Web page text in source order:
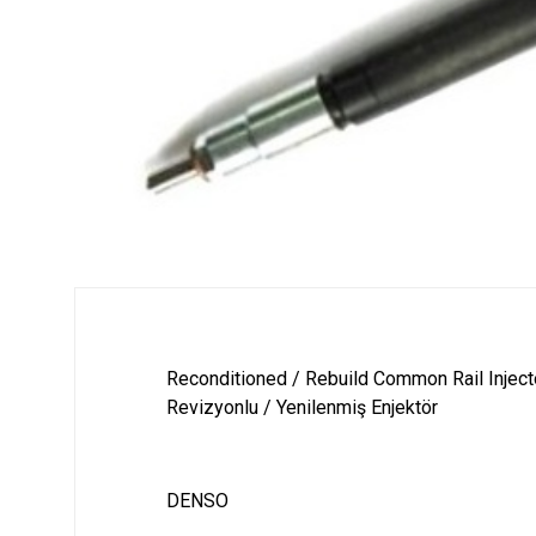
Reconditioned / Rebuild Common Rail
Revizyonlu / Yenilenmiş Enjektör
DENSO